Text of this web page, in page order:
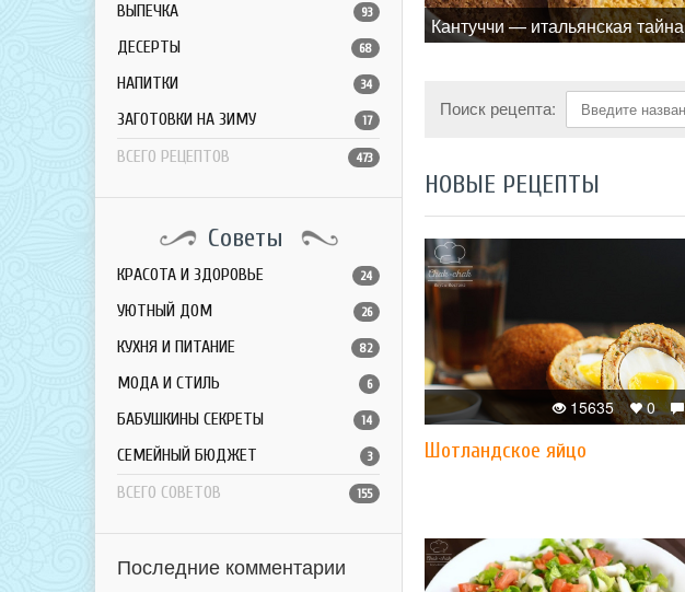
ВЫПЕЧКА 93
ДЕСЕРТЫ 68
НАПИТКИ 34
ЗАГОТОВКИ НА ЗИМУ 17
ВСЕГО РЕЦЕПТОВ 473
Советы
КРАСОТА И ЗДОРОВЬЕ 24
УЮТНЫЙ ДОМ 26
КУХНЯ И ПИТАНИЕ 82
МОДА И СТИЛЬ 6
БАБУШКИНЫ СЕКРЕТЫ 14
СЕМЕЙНЫЙ БЮДЖЕТ 3
ВСЕГО СОВЕТОВ 155
Последние комментарии
Кантуччи — итальянская тайна
Поиск рецепта:
НОВЫЕ РЕЦЕПТЫ
0
15635
Шотландское яйцо